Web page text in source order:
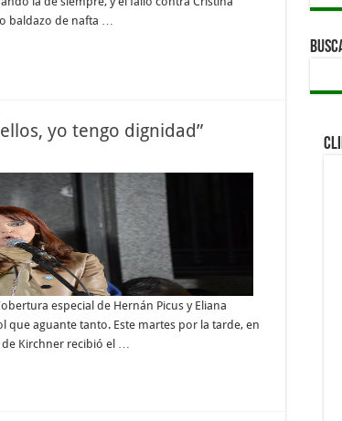
baldazo de nafta …
yo tengo dignidad”
especial de Hernán Picus y Eliana
que aguante tanto. Este martes por la tarde, en
Kirchner recibió el …